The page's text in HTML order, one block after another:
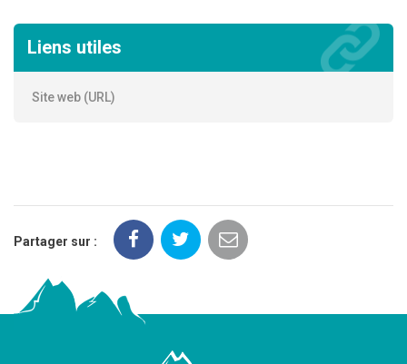
Liens utiles
Site web (URL)
Partager sur :